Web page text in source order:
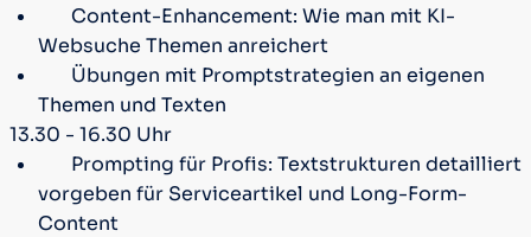
Content-Enhancement: Wie man mit KI-
Websuche Themen anreichert
Übungen mit Promptstrategien an eigenen
Themen und Texten
13.30 - 16.30 Uhr
Prompting für Profis: Textstrukturen detailliert
vorgeben für Serviceartikel und Long-Form-
Content